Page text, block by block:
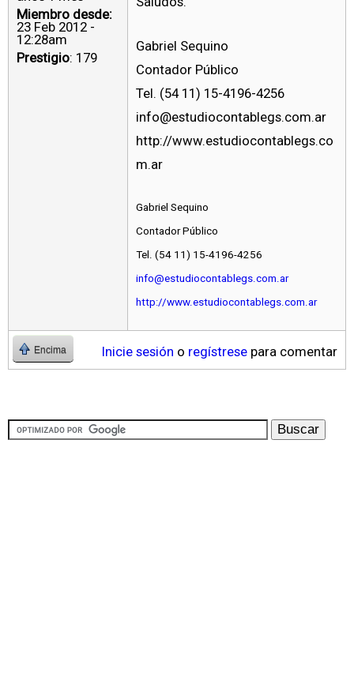
Miembro desde:
23 Feb 2012 -
12:28am
Prestigio: 179
Gabriel Sequino
Contador Público
Tel. (54 11) 15-4196-4256
info@estudiocontablegs.com.ar
http://www.estudiocontablegs.co
m.ar
Gabriel Sequino
Contador Público
Tel. (54 11) 15-4196-4256
info@estudiocontablegs.com.ar
http://www.estudiocontablegs.com.ar
Encima Inicie sesión o regístrese para comentar